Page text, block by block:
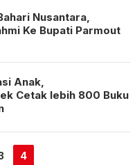
Nusantara,
Ke Bupati Parmout
Anak,
Cetak lebih 800 Buku
4